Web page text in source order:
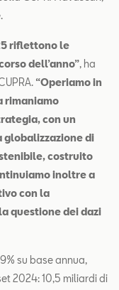
riflettono le
dell’anno”, ha
“Operiamo in
rimaniamo
con un
globalizzazione di
costruito
inoltre a
con la
questione dei dazi
su base annua,
2024: 10,5 miliardi di